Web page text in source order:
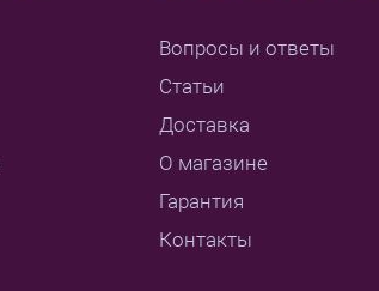
Вопросы и ответы
Статьи
Доставка
О магазине
Гарантия
Контакты